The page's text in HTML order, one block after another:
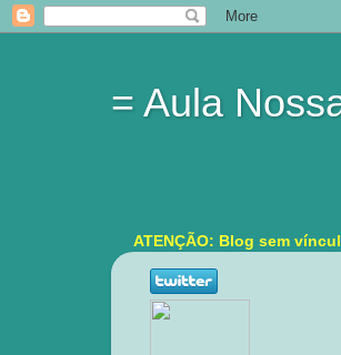
= Aula
ATENÇÃO: Blog sem